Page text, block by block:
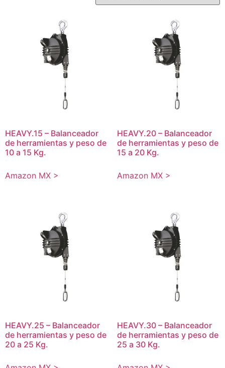
HEAVY.15 – Balanceador
de herramientas y peso de
10 a 15 Kg.
Amazon MX >
HEAVY.20 – Balanceador
de herramientas y peso de
15 a 20 Kg.
Amazon MX >
HEAVY.25 – Balanceador
de herramientas y peso de
20 a 25 Kg.
HEAVY.30 – Balanceador
de herramientas y peso de
25 a 30 Kg.